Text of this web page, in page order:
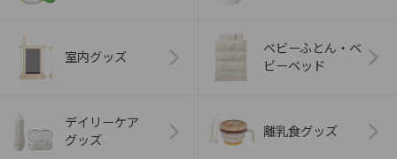
室内グッズ
ベビーふとん・ベ
ビーベッド
デイリーケア
グッズ
離乳食グッズ